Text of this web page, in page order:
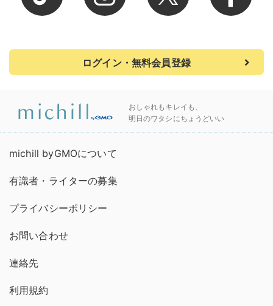
ログイン・無料会員登録
おしゃれもキレイも、
明日のワタシにちょうどいい
michill byGMOについて
有識者・ライターの募集
プライバシーポリシー
お問い合わせ
連絡先
利用規約